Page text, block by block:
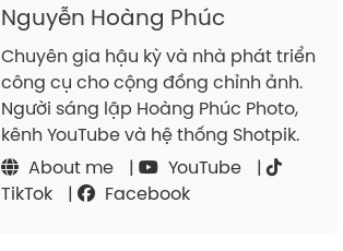
Nguyễn Hoàng Phúc
Chuyên gia hậu kỳ và nhà phát triển
công cụ cho cộng đồng chỉnh ảnh.
Người sáng lập Hoàng Phúc Photo,
kênh YouTube và hệ thống Shotpik.
About me
| YouTube
|
TikTok
| Facebook